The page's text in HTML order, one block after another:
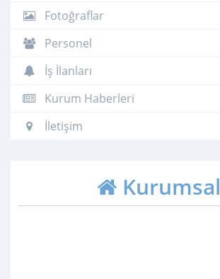
Fotoğraflar
Personel
İş İlanları
Kurum Haberleri
İletişim
Kurumsal